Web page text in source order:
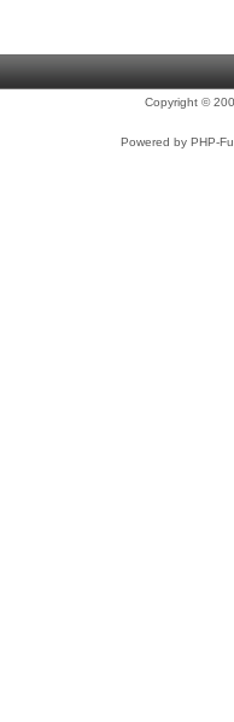
Copyright ©
Powered by PHP-